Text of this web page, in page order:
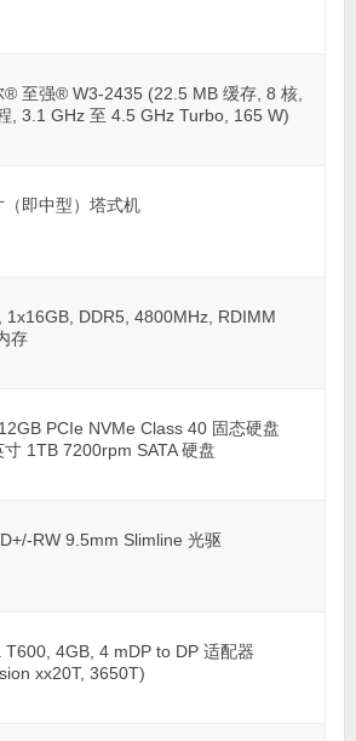
® 至强® W3-2435 (22.5 MB 缓存, 8 核,
, 3.1 GHz 至 4.5 GHz Turbo, 165 W)
（即中型）塔式机
1x16GB, DDR5, 4800MHz, RDIMM
存
PCIe NVMe Class 40 固态硬盘
寸 1TB 7200rpm SATA 硬盘
RW 9.5mm Slimline 光驱
T600, 4GB, 4 mDP to DP 适配器
xx20T, 3650T)